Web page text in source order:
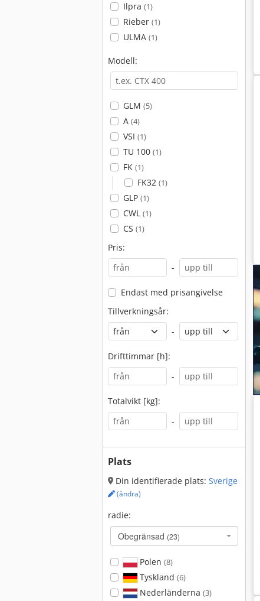
Ilpra (1)
Rieber (1)
ULMA (1)
Modell:
GLM (5)
A (4)
VSI (1)
TU 100 (1)
FK (1)
FK32 (1)
GLP (1)
CWL (1)
CS (1)
Pris:
-
Endast med prisangivelse
Tillverkningsår:
-
Drifttimmar [h]:
-
Totalvikt [kg]:
-
Plats
Din identifierade plats: Sverige
(ändra)
radie:
Obegränsad (23)
Polen (8)
Tyskland (6)
Nederländerna (3)